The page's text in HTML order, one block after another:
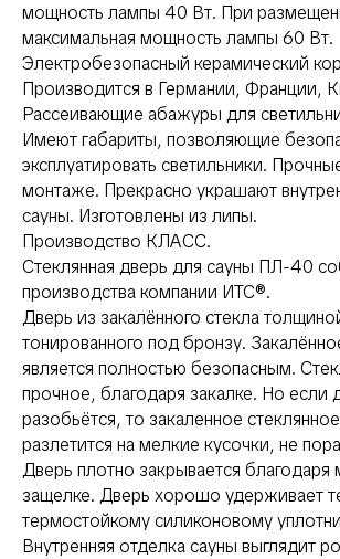
мощность лампы 40 Вт. При
максимальная мощность лампы 60 Вт.
Электробезопасный керамический
Производится в Германии, Франции,
Рассеивающие абажуры для
Имеют габариты, позволяющие
эксплуатировать светильники.
монтаже. Прекрасно украшают
сауны. Изготовлены из липы.
Производство КЛАСС.
Стеклянная дверь для сауны ПЛ-40
производства компании ИТС®.
Дверь из закалённого стекла
тонированного под бронзу.
является полностью безопасным.
прочное, благодаря закалке. Но если
разобьётся, то закаленное
разлетится на мелкие кусочки, не
Дверь плотно закрывается благодаря
защелке. Дверь хорошо удерживает
термостойкому силиконовому
Внутренняя отделка сауны выглядит